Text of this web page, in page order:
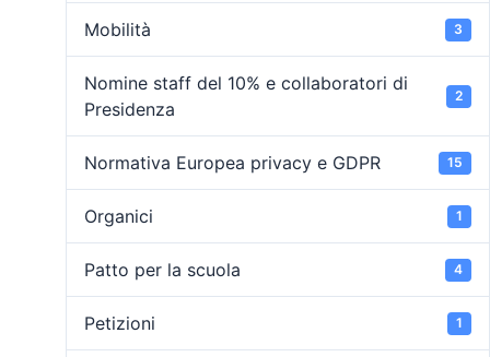
Mobilità 3
Nomine staff del 10% e collaboratori di
Presidenza
2
Normativa Europea privacy e GDPR 15
Organici 1
Patto per la scuola 4
Petizioni 1